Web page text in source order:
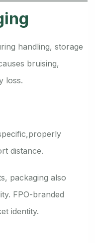
handling, storage
bruising,
loss.
properly
distance.
packaging also
FPO-branded
identity.